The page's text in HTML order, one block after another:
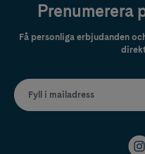
Prenumerera
Få personliga erbjudanden
Fyll i mailadress